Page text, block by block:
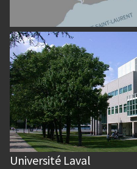
Université Laval